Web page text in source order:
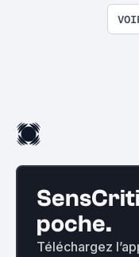
poche.
Téléchargez